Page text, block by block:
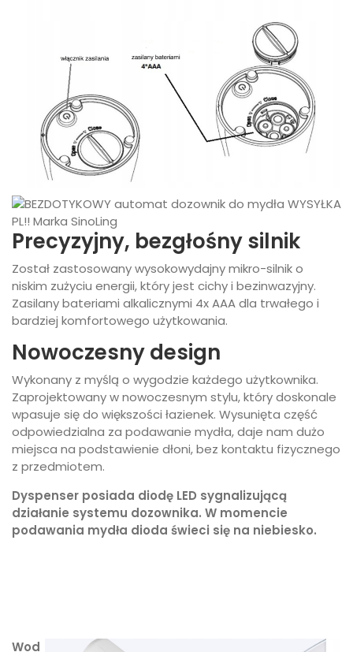
Precyzyjny, bezgłośny silnik
Został zastosowany wysokowydajny mikro-silnik o
niskim zużyciu energii, który jest cichy i bezinwazyjny.
Zasilany bateriami alkalicznymi 4x AAA dla trwałego i
bardziej komfortowego użytkowania.
Nowoczesny design
Wykonany z myślą o wygodzie każdego użytkownika.
Zaprojektowany w nowoczesnym stylu, który doskonale
wpasuje się do większości łazienek. Wysunięta część
odpowiedzialna za podawanie mydła, daje nam dużo
miejsca na podstawienie dłoni, bez kontaktu fizycznego
z przedmiotem.
Dyspenser posiada diodę LED sygnalizującą
działanie systemu dozownika. W momencie
podawania mydła dioda świeci się na niebiesko.
Wod